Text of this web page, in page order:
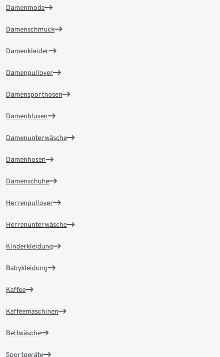
Damenmode
Damenschmuck
Damenkleider
Damenpullover
Damensporthosen
Damenblusen
Damenunterwäsche
Damenhosen
Damenschuhe
Herrenpullover
Herrenunterwäsche
Kinderkleidung
Babykleidung
Kaffee
Kaffeemaschinen
Bettwäsche
Sportgeräte